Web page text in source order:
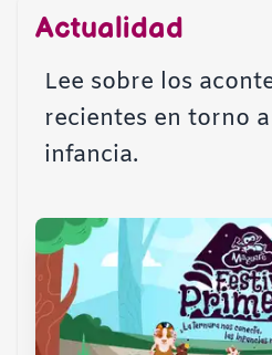
Actualidad
Lee sobre los
recientes en torno
infancia.